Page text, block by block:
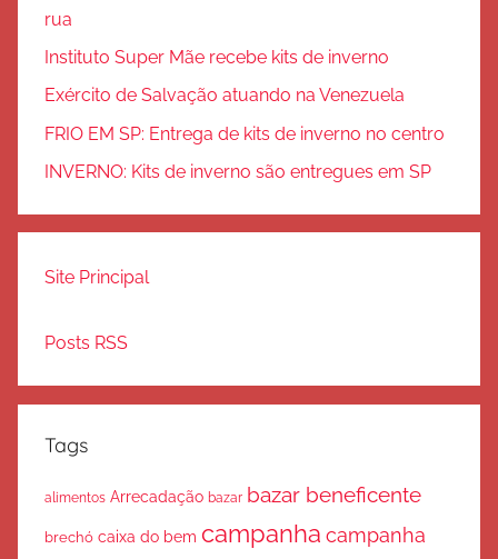
rua
Instituto Super Mãe recebe kits de inverno
Exército de Salvação atuando na Venezuela
FRIO EM SP: Entrega de kits de inverno no centro
INVERNO: Kits de inverno são entregues em SP
Site Principal
Posts RSS
Tags
alimentos Arrecadação bazar bazar beneficente
brechó caixa do bem campanha campanha